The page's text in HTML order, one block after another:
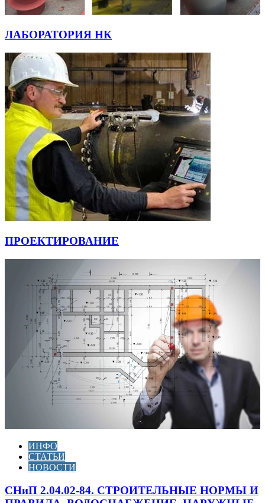
ЛАБОРАТОРИЯ НК
ПРОЕКТИРОВАНИЕ
ИНФО
СТАТЬИ
НОВОСТИ
СНиП 2.04.02-84. СТРОИТЕЛЬНЫЕ НОРМЫ И